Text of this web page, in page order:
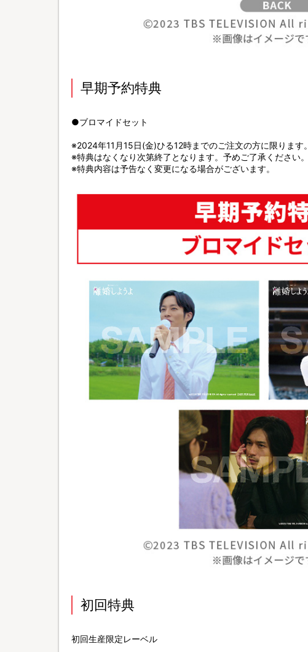
早期予約特典
●ブロマイドセット
※2024年11月15日(金)ひる12時までのご注文の方に限ります。
※特典はなくなり次第終了となります。予めご了承ください。
※特典内容は予告なく変更になる場合がございます。
初回特典
初回生産限定レーベル